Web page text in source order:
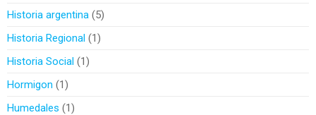
Historia argentina 5
Historia Regional 1
Historia Social 1
Hormigon
1
Humedales
1